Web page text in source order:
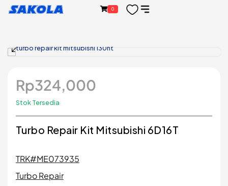
content
Lewati
Sakola 0
Rp324,000
Stok Tersedia
Turbo Repair Kit Mitsubishi 6D16T
TRK#ME073935
Turbo Repair